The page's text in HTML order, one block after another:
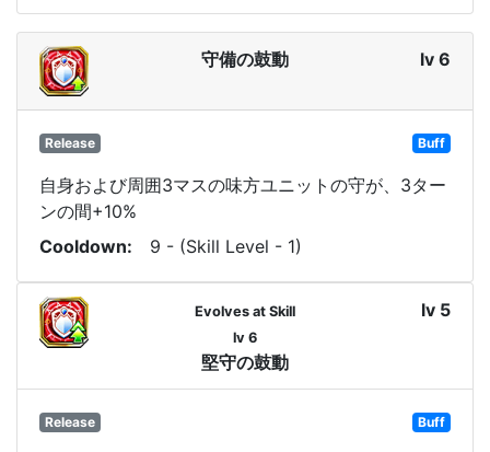
守備の鼓動 lv 6
Release Buff
自身および周囲3マスの味方ユニットの守が、3ター
ンの間+10%
Cooldown
9 - (Skill Level - 1)
Evolves at Skill
lv 6
堅守の鼓動
lv 5
Release Buff